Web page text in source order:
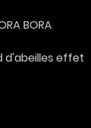
BORA
d'abeilles effet
dorée.
type